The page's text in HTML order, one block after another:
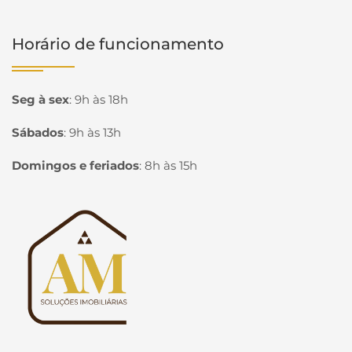
Horário de funcionamento
Seg à sex: 9h às 18h
Sábados: 9h às 13h
Domingos e feriados: 8h às 15h
Página inicial